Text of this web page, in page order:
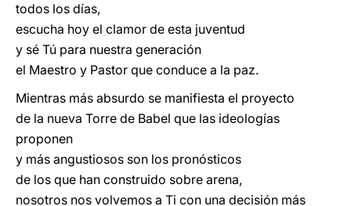
todos los días,
escucha hoy el clamor de esta juventud
y sé Tú para nuestra generación
el Maestro y Pastor que conduce a la paz.
Mientras más absurdo se manifiesta el proyecto
de la nueva Torre de Babel que las ideologías
proponen
y más angustiosos son los pronósticos
de los que han construido sobre arena,
nosotros nos volvemos a Ti con una decisión más